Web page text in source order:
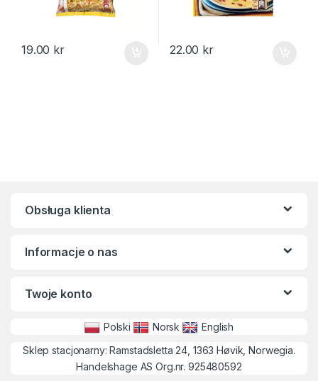
19.00 kr 22.00 kr
Obsługa klienta
Informacje o nas
Twoje konto
Polski Norsk
English
Sklep stacjonarny: Ramstadsletta 24, 1363 Høvik, Norwegia.
Handelshage AS Org.nr. 925480592